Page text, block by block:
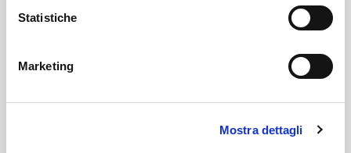
Statistiche
Marketing
Mostra dettagli
Sondrio